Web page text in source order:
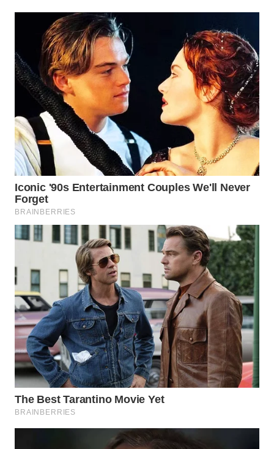
WN
TAPANULI
UTARA
WN
SAMOSIR
WN
PADANG
LAWAS
WN
SUMEDANG
CIANJUR
KEPULAUAN
SERIBU
WN
TANGERANG
WN
BINJAI
WN
CIREBON